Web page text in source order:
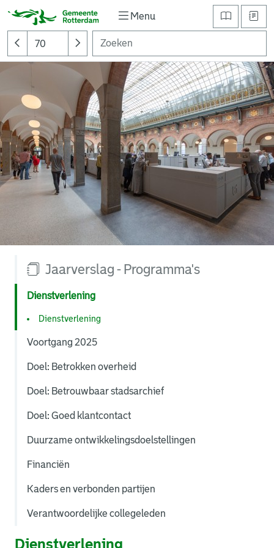
Menu
Jaarverslag - Programma's
Dienstverlening
Dienstverlening
Voortgang 2025
Doel: Betrokken overheid
Doel: Betrouwbaar stadsarchief
Doel: Goed klantcontact
Duurzame ontwikkelingsdoelstellingen
Financiën
Kaders en verbonden partijen
Verantwoordelijke collegeleden
Dienstverlening